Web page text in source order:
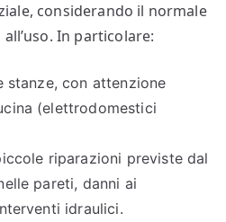
considerando il normale
In particolare:
stanze, con attenzione
(elettrodomestici
riparazioni previste dal
pareti, danni ai
idraulici.